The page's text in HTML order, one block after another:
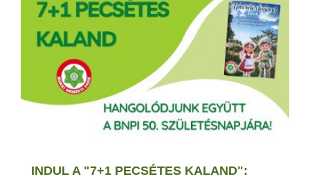
INDUL A "7+1 PECSÉTES KALAND":